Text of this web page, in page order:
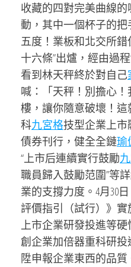
收藏的四對完美曲線
動，其中一個杯子的
五度！業板和北交所錯
十六條”出爐，經由過
看到林天秤終於對自己
喊：「天秤！別擔心
樓，讓你隨意破壞！
科九宮格技型企業上市
債券刊行，健全全鏈瑜
“上市后連續實行鼓勵
職員歸入鼓勵范圍”等
業的支撐力度。4月30
評價指引（試行）》
上市企業研發投進等
創企業加倍器重科研
陞申報企業東西的品質